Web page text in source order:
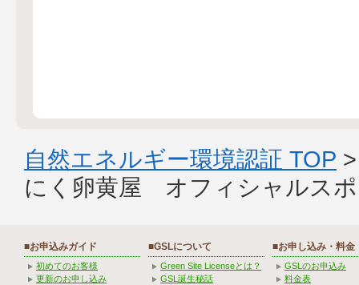
自然エネルギー環境認証 TOP
にく卵黄屋 オフィシャルス
■お申込みガイド
初めてのお客様
更新のお申し込み
■GSLについて
Green Site Licenseとは？
GSL誕生秘話
■お申し込み・料金
GSLのお申込み
料金表